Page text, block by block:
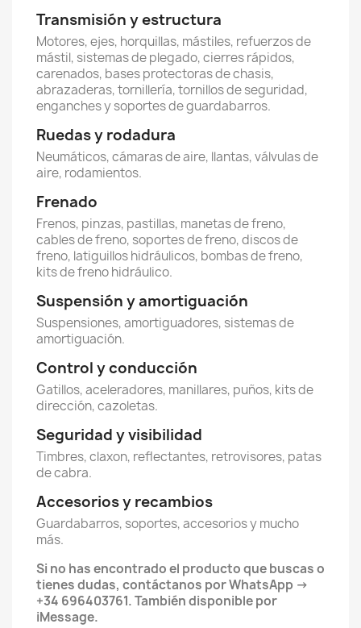
Transmisión y estructura
Motores, ejes, horquillas, mástiles, refuerzos de
mástil, sistemas de plegado, cierres rápidos,
carenados, bases protectoras de chasis,
abrazaderas, tornillería, tornillos de seguridad,
enganches y soportes de guardabarros.
Ruedas y rodadura
Neumáticos, cámaras de aire, llantas, válvulas de
aire, rodamientos.
Frenado
Frenos, pinzas, pastillas, manetas de freno,
cables de freno, soportes de freno, discos de
freno, latiguillos hidráulicos, bombas de freno,
kits de freno hidráulico.
Suspensión y amortiguación
Suspensiones, amortiguadores, sistemas de
amortiguación.
Control y conducción
Gatillos, aceleradores, manillares, puños, kits de
dirección, cazoletas.
Seguridad y visibilidad
Timbres, claxon, reflectantes, retrovisores, patas
de cabra.
Accesorios y recambios
Guardabarros, soportes, accesorios y mucho
más.
Si no has encontrado el producto que buscas o
tienes dudas, contáctanos por WhatsApp ->
+34 696403761. También disponible por
iMessage.